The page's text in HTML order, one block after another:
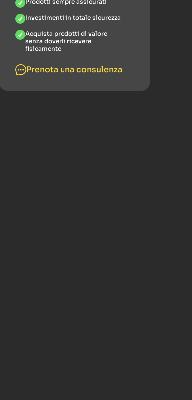
Prodotti sempre assicurati
Investimenti in totale sicurezza
Acquista prodotti di valore
senza doverli ricevere
fisicamente
Prenota una consulenza